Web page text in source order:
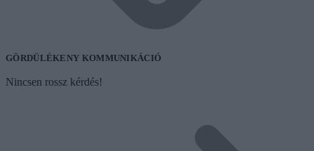
GÖRDÜLÉKENY KOMMUNIKÁCIÓ
Nincsen rossz kérdés!